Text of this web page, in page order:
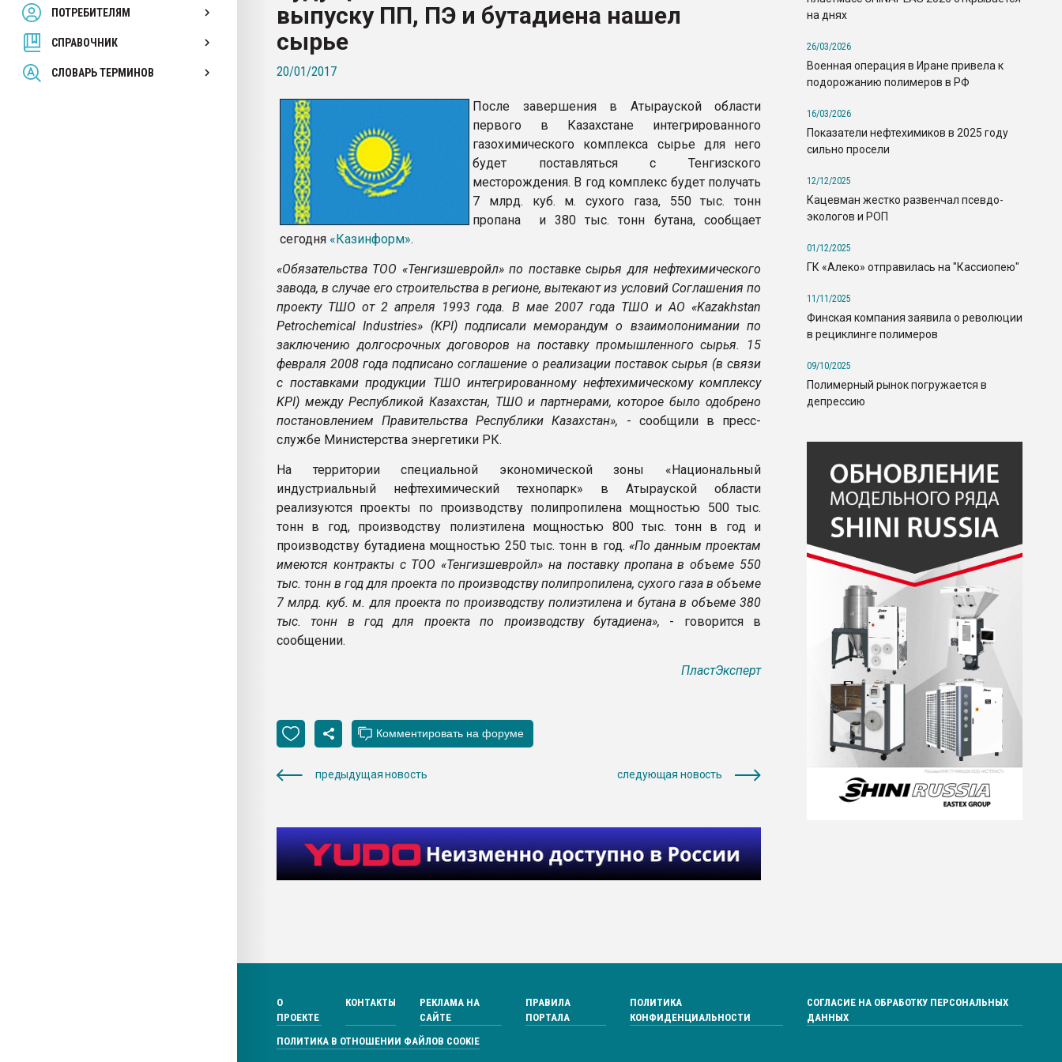
ПОТРЕБИТЕЛЯМ
СПРАВОЧНИК
СЛОВАРЬ ТЕРМИНОВ
Armaloy PC/ABS-1IM черный цвет
ПЕРЕЙТИ НА ФОРУМ
выпуску ПП, ПЭ и бутадиена нашел
сырье
20/01/2017
После завершения в Атырауской области
первого в Казахстане интегрированного
газохимического комплекса сырье для него
будет поставляться с Тенгизского
месторождения. В год комплекс будет получать
7 млрд. куб. м. сухого газа, 550 тыс. тонн
пропана и 380 тыс. тонн бутана, сообщает
сегодня «Казинформ».
«Обязательства ТОО «Тенгизшевройл» по поставке сырья для нефтехимического
завода, в случае его строительства в регионе, вытекают из условий Соглашения по
проекту ТШО от 2 апреля 1993 года. В мае 2007 года ТШО и АО «Kazakhstan
Petrochemical Industries» (KPI) подписали меморандум о взаимопонимании по
заключению долгосрочных договоров на поставку промышленного сырья. 15
февраля 2008 года подписано соглашение о реализации поставок сырья (в связи
с поставками продукции ТШО интегрированному нефтехимическому комплексу
KPI) между Республикой Казахстан, ТШО и партнерами, которое было одобрено
постановлением Правительства Республики Казахстан», - сообщили в пресс-
службе Министерства энергетики РК.
На территории специальной экономической зоны «Национальный
индустриальный нефтехимический технопарк» в Атырауской области
реализуются проекты по производству полипропилена мощностью 500 тыс.
тонн в год, производству полиэтилена мощностью 800 тыс. тонн в год и
производству бутадиена мощностью 250 тыс. тонн в год. «По данным проектам
имеются контракты с ТОО «Тенгизшевройл» на поставку пропана в объеме 550
тыс. тонн в год для проекта по производству полипропилена, сухого газа в объеме
7 млрд. куб. м. для проекта по производству полиэтилена и бутана в объеме 380
тыс. тонн в год для проекта по производству бутадиена», - говорится в
сообщении.
ПластЭксперт
предыдущая новость следующая новость
на днях
26/03/2026
Военная операция в Иране привела к
подорожанию полимеров в РФ
16/03/2026
Показатели нефтехимиков в 2025 году
сильно просели
12/12/2025
Кацевман жестко развенчал псевдо-
экологов и РОП
01/12/2025
ГК «Алеко» отправилась на "Кассиопею"
11/11/2025
Финская компания заявила о революции
в рециклинге полимеров
09/10/2025
Полимерный рынок погружается в
депрессию
О
ПРОЕКТЕ
КОНТАКТЫ
РЕКЛАМА НА
САЙТЕ
ПРАВИЛА
ПОРТАЛА
ПОЛИТИКА
КОНФИДЕНЦИАЛЬНОСТИ
СОГЛАСИЕ НА ОБРАБОТКУ ПЕРСОНАЛЬНЫХ
ДАННЫХ
ПОЛИТИКА В ОТНОШЕНИИ ФАЙЛОВ COOKIE